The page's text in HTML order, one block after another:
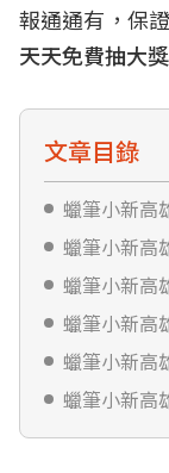
報通通有，保
天天免費抽大獎
文章目錄
蠟筆小新高
蠟筆小新高
蠟筆小新高
蠟筆小新高
蠟筆小新高
蠟筆小新高